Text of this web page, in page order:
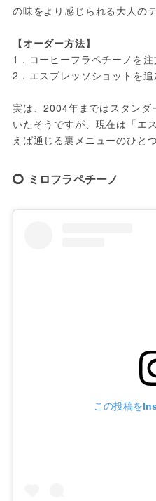
の味をより感じられる大人の
【オーダー方法】
1．コーヒーフラペチーノを注
2．エスプレッソショットを追
実は、2004年まではスタンダ
いたそうですが、現在は「エ
えば通じる裏メニューのひと
ミロフラペチーノ
この投稿を